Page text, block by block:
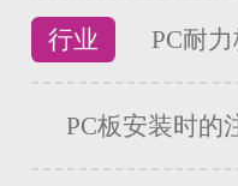
行业 PC耐
PC板安装时的